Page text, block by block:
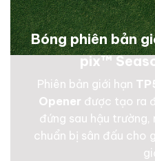
Bóng phiên bản
pix™
Phiên bản giới hạn
Opener được tạo ra
đứng sau hậu trường,
chuẩn bị sân đấu cho